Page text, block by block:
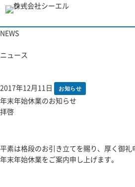
トップページ
サービス内容
会社概要
NEWS
ニュース
2017年12月11日 お知らせ
年末年始休業のお知らせ
拝啓
平素は格段のお引き立てを賜り、厚く御礼
年末年始休業をご案内申し上げます。